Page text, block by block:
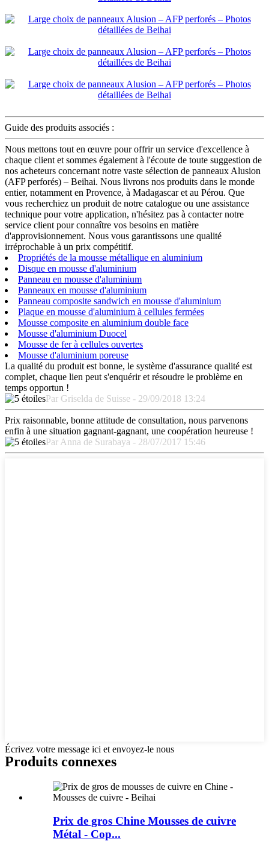
Guide des produits associés :
Nous mettons tout en œuvre pour offrir un service d'excellence à
chaque client et sommes également à l'écoute de toute suggestion de
nos acheteurs concernant notre vaste sélection de panneaux Alusion
(AFP perforés) – Beihai. Nous livrons nos produits dans le monde
entier, notamment en Provence, à Madagascar et au Pérou. Que
vous recherchiez un produit de notre catalogue ou une assistance
technique pour votre application, n'hésitez pas à contacter notre
service client pour connaître vos besoins en matière
d'approvisionnement. Nous vous garantissons une qualité
irréprochable à un prix compétitif.
Propriétés de la mousse métallique en aluminium
Disque en mousse d'aluminium
Panneau en mousse d'aluminium
Panneaux en mousse d'aluminium
Panneau composite sandwich en mousse d'aluminium
Plaque en mousse d'aluminium à cellules fermées
Mousse composite en aluminium double face
Mousse d'aluminium Duocel
Mousse de fer à cellules ouvertes
Mousse d'aluminium poreuse
La qualité du produit est bonne, le système d'assurance qualité est
complet, chaque lien peut s'enquérir et résoudre le problème en
temps opportun !
Par Griselda de Suisse - 29/09/2018 13:24
Prix ​​raisonnable, bonne attitude de consultation, nous parvenons
enfin à une situation gagnant-gagnant, une coopération heureuse !
Par Anna de Surabaya - 28/07/2017 15:46
Écrivez votre message ici et envoyez-le nous
Produits connexes
Prix ​​de gros Chine Mousses de cuivre
Métal - Cop...